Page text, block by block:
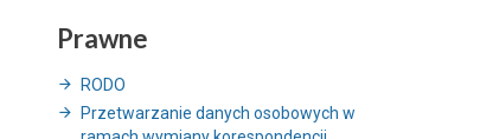
Prawne
RODO
Przetwarzanie danych osobowych w